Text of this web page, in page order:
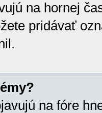
na hornej
pridávať
na fóre